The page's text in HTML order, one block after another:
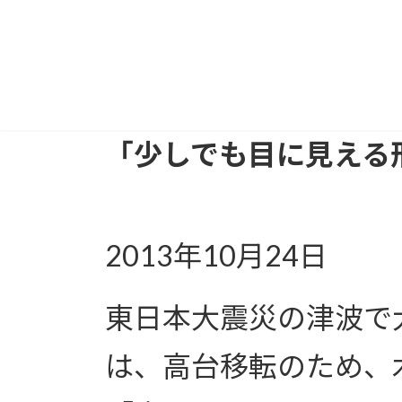
「少しでも目に見え
2013年10月24日
東日本大震災の津波
は、高台移転のため